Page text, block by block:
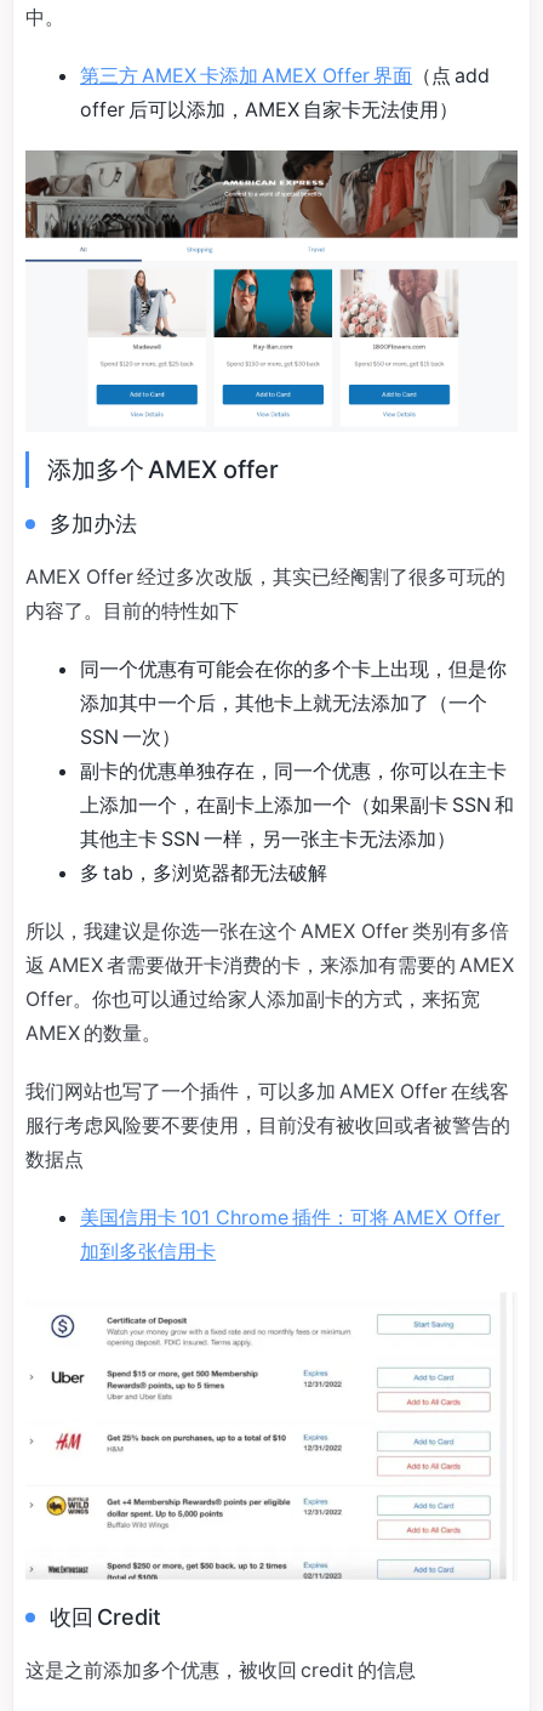
中。
第三方 AMEX 卡添加 AMEX Offer 界面 （点 add
offer 后可以添加，AMEX 自家卡无法使用）
添加多个 AMEX offer
多加办法
AMEX Offer 经过多次改版，其实已经阉割了很多可玩的
内容了。目前的特性如下
同一个优惠有可能会在你的多个卡上出现，但是你
添加其中一个后，其他卡上就无法添加了（一个
SSN 一次）
副卡的优惠单独存在，同一个优惠，你可以在主卡
上添加一个，在副卡上添加一个（如果副卡 SSN 和
其他主卡 SSN 一样，另一张主卡无法添加）
多 tab，多浏览器都无法破解
所以，我建议是你选一张在这个 AMEX Offer 类别有多倍
返 AMEX 者需要做开卡消费的卡，来添加有需要的 AMEX
Offer。你也可以通过给家人添加副卡的方式，来拓宽
AMEX 的数量。
我们网站也写了一个插件，可以多加 AMEX Offer 在线客
服行考虑风险要不要使用，目前没有被收回或者被警告的
数据点
美国信用卡 101 Chrome 插件：可将 AMEX Offer
加到多张信用卡
收回 Credit
这是之前添加多个优惠，被收回 credit 的信息